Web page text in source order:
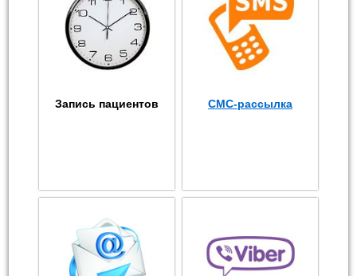
Запись пациентов СМС-рассылка